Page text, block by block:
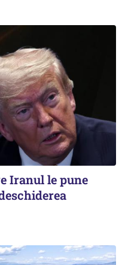
Iranul le pune